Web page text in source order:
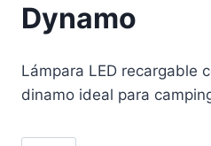
Dynamo
Lámpara LED recargable
dinamo ideal para